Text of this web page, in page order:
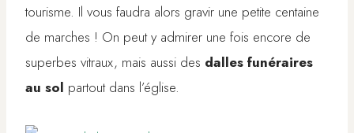
tourisme. Il vous faudra alors gravir une petite centaine
de marches ! On peut y admirer une fois encore de
superbes vitraux, mais aussi des dalles funéraires
au sol partout dans l’église.